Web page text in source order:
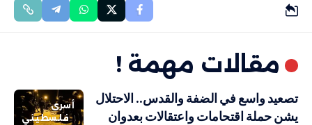
مقالات مهمة !
أسرى
فلسطيني
تصعيد واسع في الضفة والقدس.. الاحتلال
يشن حملة اقتحامات واعتقالات بعدوان